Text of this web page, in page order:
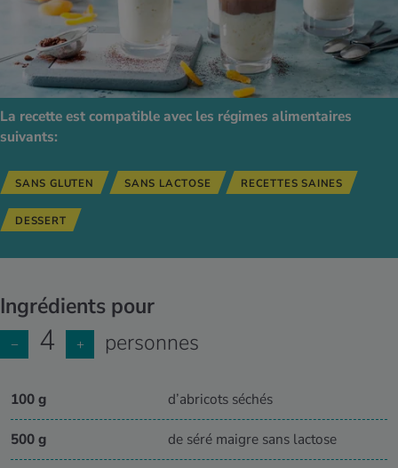
La recette est compatible avec les régimes alimentaires
suivants:
SANS GLUTEN SANS LACTOSE RECETTES SAINES
DESSERT
Ingrédients pour
− 4 + personnes
100 g d’abricots séchés
500 g de séré maigre sans lactose